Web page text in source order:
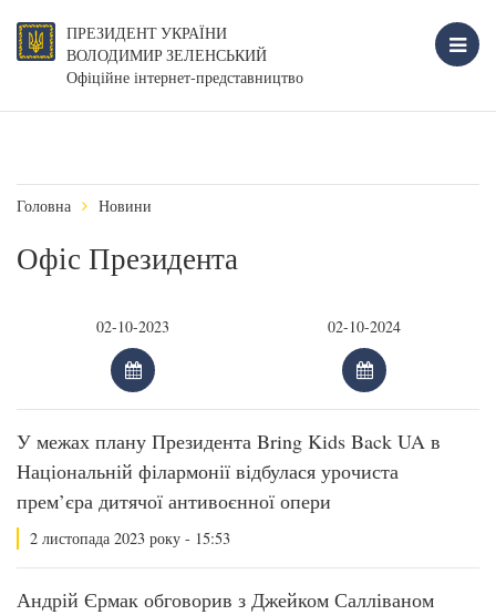
ПРЕЗИДЕНТ УКРАЇНИ
ВОЛОДИМИР ЗЕЛЕНСЬКИЙ
Офіційне інтернет-представництво
Головна Новини
Офіс Президента
У межах плану Президента Bring Kids Back UA в
Національній філармонії відбулася урочиста
прем’єра дитячої антивоєнної опери
2 листопада 2023 року - 15:53
Андрій Єрмак обговорив з Джейком Салліваном